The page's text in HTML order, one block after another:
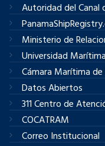
Autoridad del Canal
Ministerio de
Universidad
Cámara Marítima de
Datos Abiertos
311 Centro de
COCATRAM
Correo Institucional